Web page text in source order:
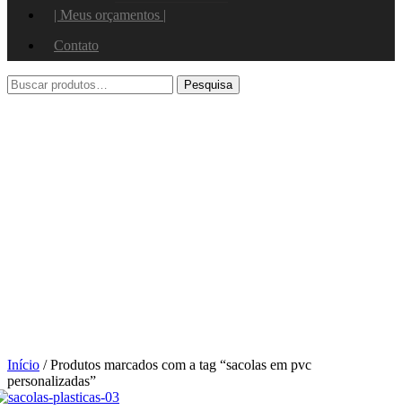
| Meus orçamentos |
Contato
Início / Produtos marcados com a tag “sacolas em pvc
personalizadas”